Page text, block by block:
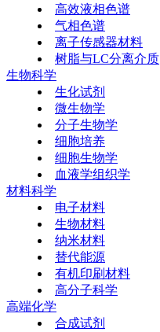
高效液相色谱
气相色谱
离子传感器材料
树脂与LC分离介质
生物科学
生化试剂
微生物学
分子生物学
细胞培养
细胞生物学
血液学组织学
材料科学
电子材料
生物材料
纳米材料
替代能源
有机印刷材料
高分子科学
高端化学
合成试剂